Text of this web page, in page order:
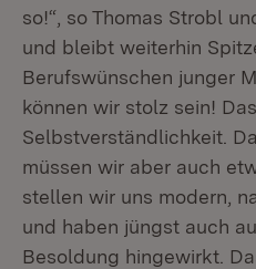
so!“, so Thomas Strobl
und bleibt weiterhin
Berufswünschen junger
können wir stolz sein!
Selbstverständlichkeit.
müssen wir aber auch
stellen wir uns modern,
und haben jüngst auch
Besoldung hingewirkt.